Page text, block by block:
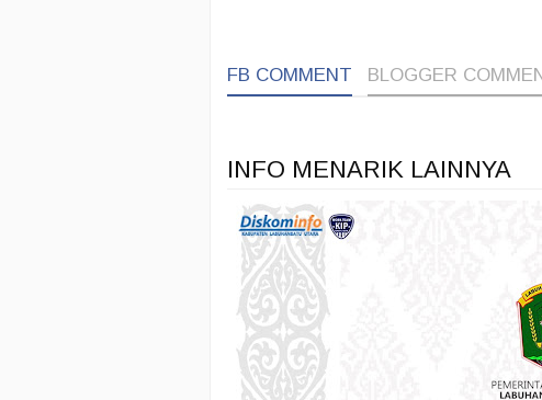
FB COMMENT BLOGGER
INFO MENARIK LAINNYA